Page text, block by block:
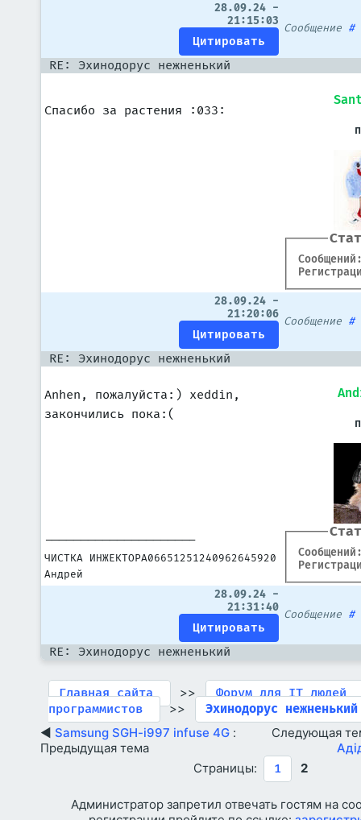
28.09.24 -
21:15:03
Сообщение #
RE: Эхинодорус нежненький
Спасибо за растения :033:
28.09.24 -
21:20:06
Сообщение #
RE: Эхинодорус нежненький
Anhen, пожалуйста:) xeddin,
закончились пока:(
---------------------
ЧИСТКА ИНЖЕКТОРА06651251240962645920
Андрей
28.09.24 -
21:31:40
Сообщение #
RE: Эхинодорус нежненький
Главная сайта >>
Форум для IT людей
программистов
>>
Эхинодорус нежненький
◄ Samsung SGH-i997 infuse 4G :
Предыдущая тема
Следующая
Страницы:
1 2
Администратор запретил отвечать гостям на